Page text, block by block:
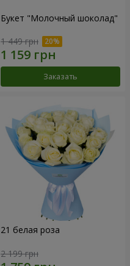
Букет "Молочный шоколад"
1 449 грн
Заказать
21 белая роза
2 199 грн